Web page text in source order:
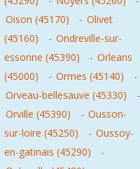
Oison (45170)
- Olivet
(45160)
- Ondreville-sur-
essonne (45390)
- Orleans
(45000)
- Ormes (45140)
-
Orveau-bellesauve (45330)
-
Orville (45390)
- Ousson-
sur-loire (45250)
- Oussoy-
en-gatinais (45290)
-